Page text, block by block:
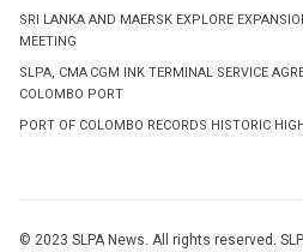
SRI LANKA AND MAERSK EXPLORE
MEETING
SLPA, CMA CGM INK TERMINAL SERVICE
COLOMBO PORT
PORT OF COLOMBO RECORDS HISTORIC
© 2023 SLPA News. All rights reserved.